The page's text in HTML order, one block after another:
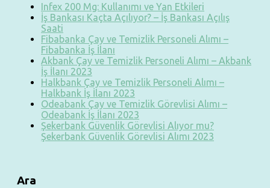
Infex 200 Mg: Kullanımı ve Yan Etkileri
İş Bankası Kaçta Açılıyor? – İş Bankası Açılış
Saati
Fibabanka Çay ve Temizlik Personeli Alımı –
Fibabanka İş İlanı
Akbank Çay ve Temizlik Personeli Alımı – Akbank
İş İlanı 2023
Halkbank Çay ve Temizlik Personeli Alımı –
Halkbank İş İlanı 2023
Odeabank Çay ve Temizlik Görevlisi Alımı –
Odeabank İş İlanı 2023
Şekerbank Güvenlik Görevlisi Alıyor mu?
Şekerbank Güvenlik Görevlisi Alımı 2023
Ara